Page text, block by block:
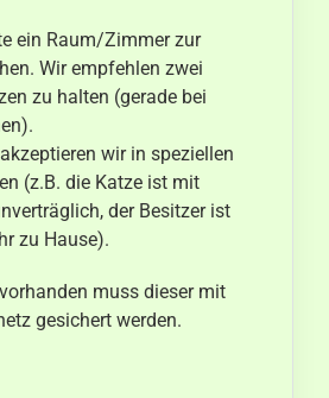
ein Raum/Zimmer zur
Wir empfehlen zwei
zu halten (gerade bei
wir in speziellen
(z.B. die Katze ist mit
der Besitzer ist
zu Hause).
muss dieser mit
gesichert werden.